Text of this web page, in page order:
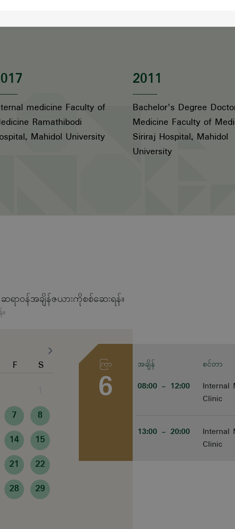
medicine Faculty of
Ramathibodi
Mahidol University
2011
Bachelor's Degree
Medicine Faculty of
Siriraj Hospital, Mahidol
University
ရာဝန်အချိန်ဇယားကိုစစ်ဆေးရန်။
F
S
7
8
14
15
21
22
28
29
ကြာ
6
အချိန် စင်တာ
08:00 - 12:00
Internal
Clinic
13:00 - 20:00
Internal
Clinic